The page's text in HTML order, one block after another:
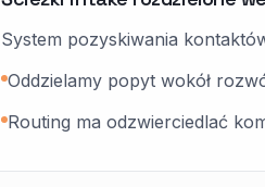
System pozyskiwania
Oddzielamy popyt wokół
Routing ma odzwierciedlać